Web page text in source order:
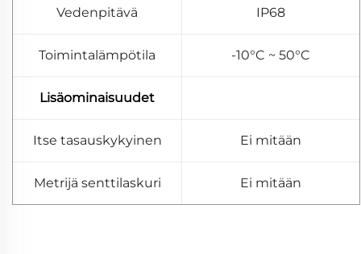
Vedenpitävä IP68
Toimintalämpötila -10°C ~ 50°C
Lisäominaisuudet
Itse tasauskykyinen Ei mitään
Metrijä senttilaskuri Ei mitään